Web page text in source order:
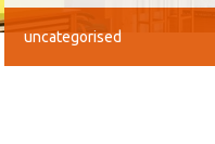
uncategorised